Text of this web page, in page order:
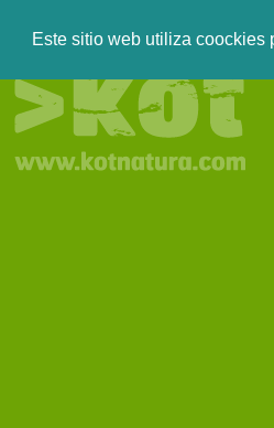
Este sitio web utiliza coockies